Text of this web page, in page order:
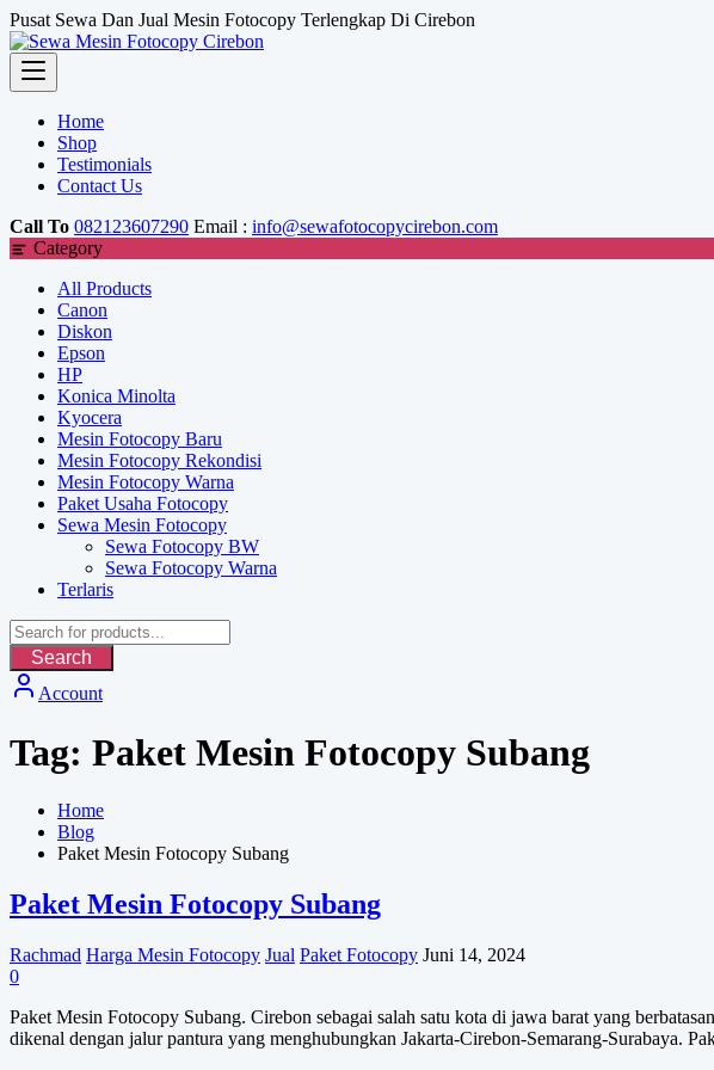
Skip
to
content
Pusat Sewa Dan Jual Mesin Fotocopy Terlengkap Di Cirebon
Home
Shop
Testimonials
Contact Us
Call To 082123607290 Email : info@sewafotocopycirebon.com
Category
All Products
Canon
Diskon
Epson
HP
Konica Minolta
Kyocera
Mesin Fotocopy Baru
Mesin Fotocopy Rekondisi
Mesin Fotocopy Warna
Paket Usaha Fotocopy
Sewa Mesin Fotocopy
Sewa Fotocopy BW
Sewa Fotocopy Warna
Terlaris
Search
Account
Tag: Paket Mesin Fotocopy Subang
Home
Blog
Paket Mesin Fotocopy Subang
Paket Mesin Fotocopy Subang
Rachmad Harga Mesin Fotocopy Jual Paket Fotocopy Juni 14, 2024
0
Paket Mesin Fotocopy Subang. Cirebon sebagai salah satu kota di jawa barat yang
dikenal dengan jalur pantura yang menghubungkan Jakarta-Cirebon-Semarang-Surabaya.